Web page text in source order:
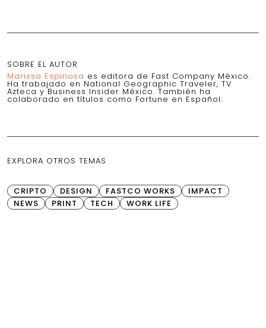
SOBRE EL AUTOR
Marissa Espinosa es editora de Fast Company México.
Ha trabajado en National Geographic Traveler, TV
Azteca y Business Insider México. También ha
colaborado en títulos como Fortune en Español.
EXPLORA OTROS TEMAS
CRIPTO DESIGN FASTCO WORKS
IMPACT
NEWS
PRINT TECH WORK LIFE